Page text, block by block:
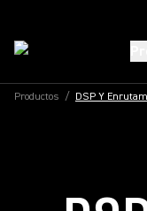
Productos / DSP Y